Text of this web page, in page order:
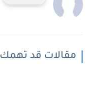
مقالات قد تهمك